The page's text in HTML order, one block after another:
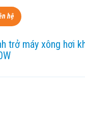
hệ
trở máy xông hơi